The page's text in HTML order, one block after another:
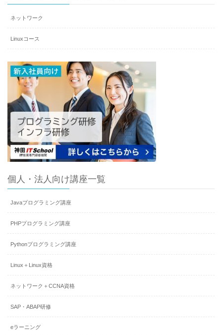
ネットワーク
Linuxコース
個人・法人向け講座一覧
Javaプログラミング講座
PHPプログラミング講座
Pythonプログラミング講座
Linux＋Linux資格
ネットワーク＋CCNA資格
SAP・ABAP研修
eラーニング